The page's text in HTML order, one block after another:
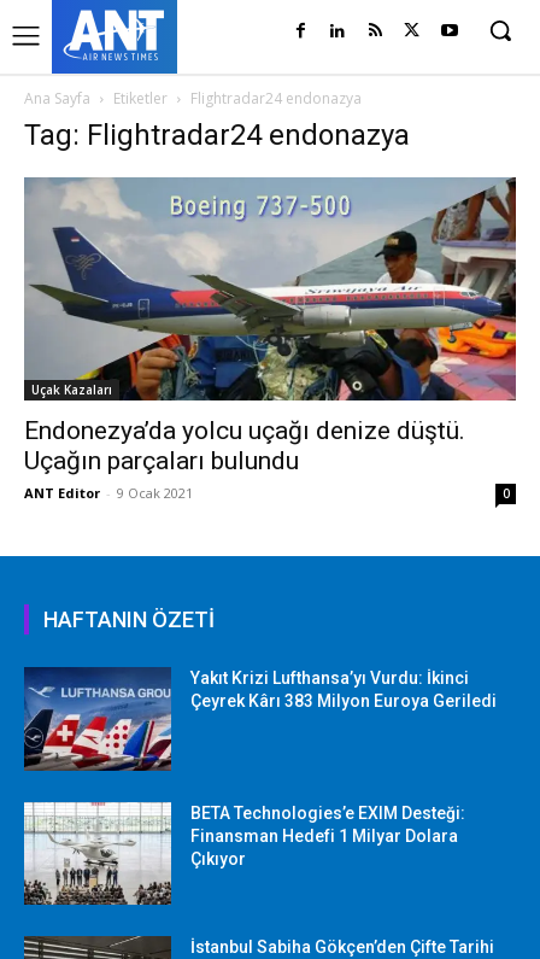
Ana Sayfa Etiketler Flightradar24 endonazya
Tag: Flightradar24 endonazya
Uçak Kazaları
Endonezya’da yolcu uçağı denize düştü.
Uçağın parçaları bulundu
ANT Editor - 9 Ocak 2021 0
HAFTANIN ÖZETİ
Yakıt Krizi Lufthansa’yı Vurdu: İkinci
Çeyrek Kârı 383 Milyon Euroya Geriledi
BETA Technologies’e EXIM Desteği:
Finansman Hedefi 1 Milyar Dolara
Çıkıyor
İstanbul Sabiha Gökçen’den Çifte Tarihi